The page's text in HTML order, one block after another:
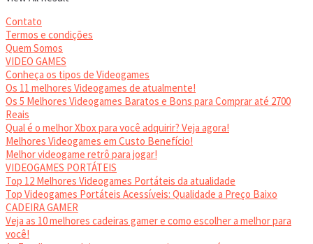
Contato
Termos e condições
Quem Somos
VIDEO GAMES
Conheça os tipos de Videogames
Os 11 melhores Videogames de atualmente!
Os 5 Melhores Videogames Baratos e Bons para Comprar até 2700
Reais
Qual é o melhor Xbox para você adquirir? Veja agora!
Melhores Videogames em Custo Benefício!
Melhor videogame retrô para jogar!
VIDEOGAMES PORTÁTEIS
Top 12 Melhores Videogames Portáteis da atualidade
Top Videogames Portáteis Acessíveis: Qualidade a Preço Baixo
CADEIRA GAMER
Veja as 10 melhores cadeiras gamer e como escolher a melhor para
você!